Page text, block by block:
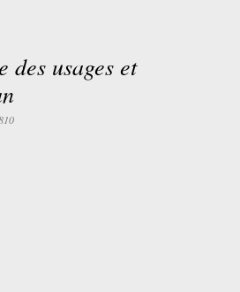
des usages et